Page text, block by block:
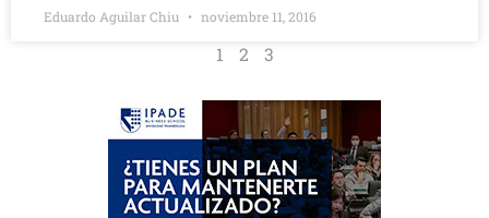
Eduardo Aguilar Chiu noviembre 11, 2016
1 2 3